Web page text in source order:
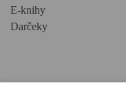
E-knihy
Darčeky